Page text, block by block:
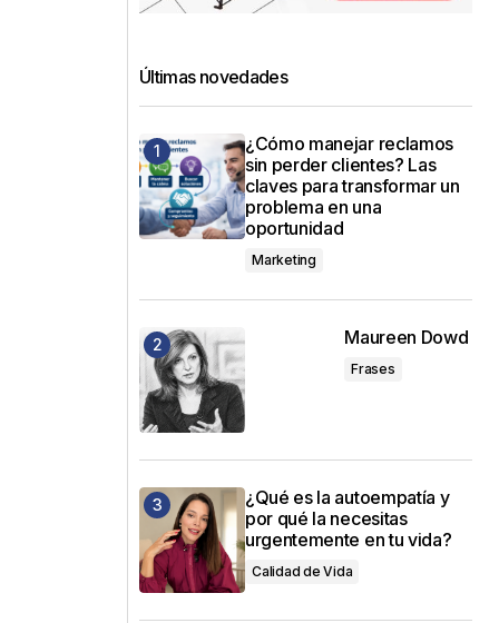
Últimas novedades
¿Cómo manejar reclamos
sin perder clientes? Las
claves para transformar un
problema en una
oportunidad
Marketing
Maureen Dowd
Frases
¿Qué es la autoempatía y
por qué la necesitas
urgentemente en tu vida?
Calidad de Vida